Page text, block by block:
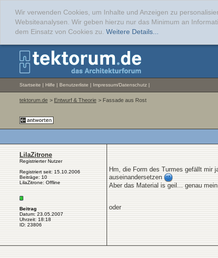
Wir verwenden Cookies, um Inhalte und Anzeigen zu
Websiteanalysen. Wir geben hierzu nur das Minimum an
dem Einsatz von Cookies zu. Weitere Details...
Startseite | Hilfe | Benutzerliste | Impressum/Datenschutz |
tektorum.de > Entwurf & Theorie > Fassade aus Rost
LilaZitrone
Registrierter Nutzer
Registriert seit: 15.10.2006
Beiträge: 10
LilaZitrone: Offline
Beitrag
Datum: 23.05.2007
Uhrzeit: 18:18
ID: 23806
Hm, die Form des Turmes gefällt mir
auseinandersetzen
Aber das Material is geil... genau
oder